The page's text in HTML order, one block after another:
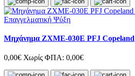
Μηχάνημα ZXME-030E PFJ Copeland
0,00€ Χωρίς ΦΠΑ: 0,00€